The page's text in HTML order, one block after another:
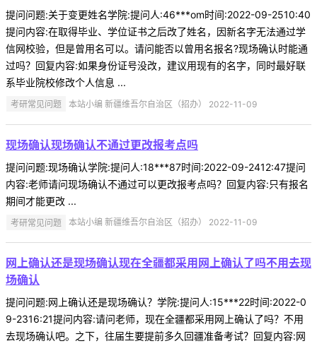
提问问题:关于变更姓名学院:提问人:46***om时间:2022-09-2510:40
提问内容:在取得毕业、学位证书之后改了姓名，因新名字无法通过学
信网校验，但是曾用名可以。请问能否以曾用名报名?现场确认时能通
过吗？回复内容:如果身份证号没改，建议用现有的名字，同时最好联
系毕业院校修改个人信息 ...
考研常见问题 本站小编 新疆维吾尔自治区（招办） 2022-11-09
现场确认现场确认不通过更改报考点吗
提问问题:现场确认学院:提问人:18***87时间:2022-09-2412:47提问
内容:老师请问现场确认不通过可以更改报考点吗？回复内容:只有报名
期间才能更改 ...
考研常见问题 本站小编 新疆维吾尔自治区（招办） 2022-11-09
网上确认还是现场确认现在全疆都采用网上确认了吗不用去现
场确认
提问问题:网上确认还是现场确认？学院:提问人:15***22时间:2022-0
9-2316:21提问内容:请问老师，现在全疆都采用网上确认了吗？不用
去现场确认吧。之下，往届生要提前多久回疆准备考试？回复内容:网